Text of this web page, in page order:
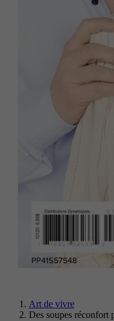
Art de vivre
Des soupes réconfort